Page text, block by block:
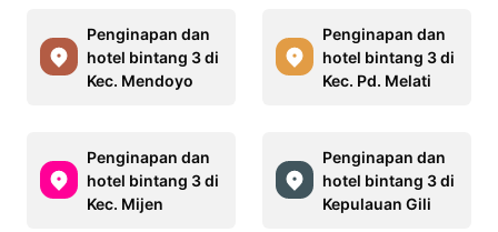
Penginapan dan
hotel bintang 3 di
Kec. Mendoyo
Penginapan dan
hotel bintang 3 di
Kec. Pd. Melati
Penginapan dan
hotel bintang 3 di
Kec. Mijen
Penginapan dan
hotel bintang 3 di
Kepulauan Gili